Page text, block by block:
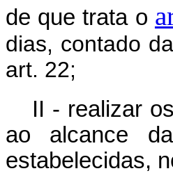
de que trata o
dias, contado
art. 22;
II - realizar
ao alcance
estabelecidas,